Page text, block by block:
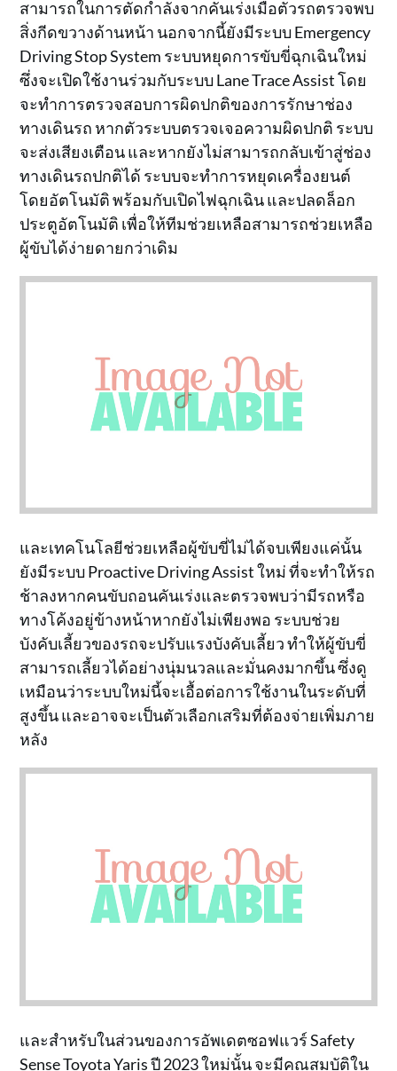
สามารถในการตัดกำลังจากคันเร่งเมื่อตัวรถตรวจพบ
สิ่งกีดขวางด้านหน้า นอกจากนี้ยังมีระบบ Emergency
Driving Stop System ระบบหยุดการขับขี่ฉุกเฉินใหม่
ซึ่งจะเปิดใช้งานร่วมกับระบบ Lane Trace Assist โดย
จะทำการตรวจสอบการผิดปกติของการรักษาช่อง
ทางเดินรถ หากตัวระบบตรวจเจอความผิดปกติ ระบบ
จะส่งเสียงเตือน และหากยังไม่สามารถกลับเข้าสู่ช่อง
ทางเดินรถปกติได้ ระบบจะทำการหยุดเครื่องยนต์
โดยอัตโนมัติ พร้อมกับเปิดไฟฉุกเฉิน และปลดล็อก
ประตูอัตโนมัติ เพื่อให้ทีมช่วยเหลือสามารถช่วยเหลือ
ผู้ขับได้ง่ายดายกว่าเดิม
และเทคโนโลยีช่วยเหลือผู้ขับขี่ไม่ได้จบเพียงแค่นั้น
ยังมีระบบ Proactive Driving Assist ใหม่ ที่จะทำให้รถ
ช้าลงหากคนขับถอนคันเร่งและตรวจพบว่ามีรถหรือ
ทางโค้งอยู่ข้างหน้าหากยังไม่เพียงพอ ระบบช่วย
บังคับเลี้ยวของรถจะปรับแรงบังคับเลี้ยว ทำให้ผู้ขับขี่
สามารถเลี้ยวได้อย่างนุ่มนวลและมั่นคงมากขึ้น ซึ่งดู
เหมือนว่าระบบใหม่นี้จะเอื้อต่อการใช้งานในระดับที่
สูงขึ้น และอาจจะเป็นตัวเลือกเสริมที่ต้องจ่ายเพิ่มภาย
หลัง
และสำหรับในส่วนของการอัพเดตซอฟแวร์ Safety
Sense Toyota Yaris ปี 2023 ใหม่นั้น จะมีคุณสมบัติใน